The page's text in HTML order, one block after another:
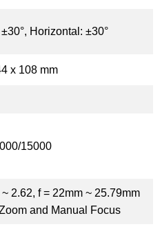
Horizontal: ±30°
x 108 mm
15000
~ 2.62, f = 22mm ~ 25.79mm
and Manual Focus